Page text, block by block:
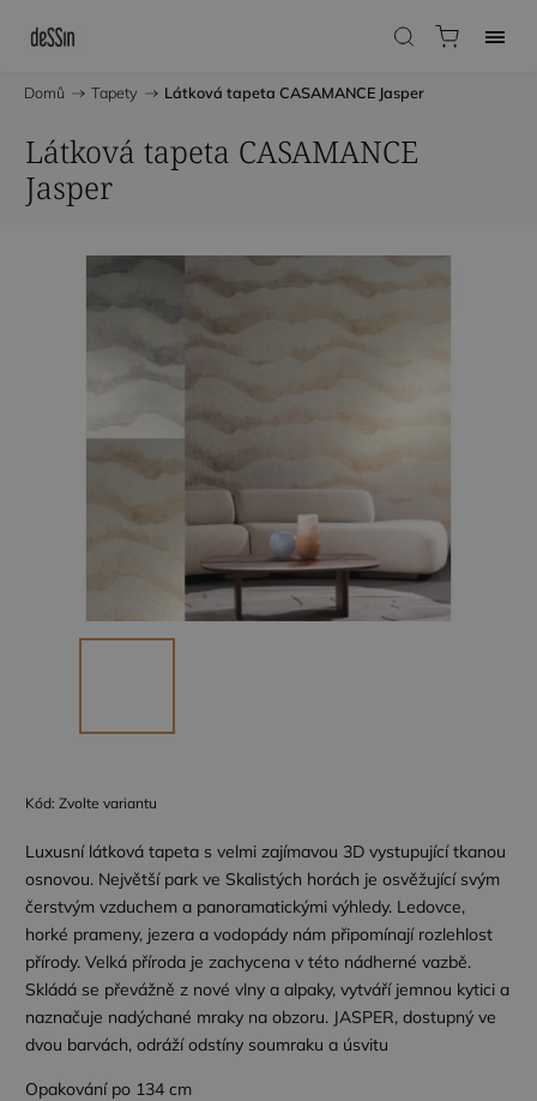
Domů / Tapety / Látková tapeta CASAMANCE Jasper
Látková tapeta CASAMANCE
Jasper
Kód: Zvolte variantu
Luxusní látková tapeta s velmi zajímavou 3D vystupující tkanou
osnovou. Největší park ve Skalistých horách je osvěžující svým
čerstvým vzduchem a panoramatickými výhledy. Ledovce,
horké prameny, jezera a vodopády nám připomínají rozlehlost
přírody. Velká příroda je zachycena v této nádherné vazbě.
Skládá se převážně z nové vlny a alpaky, vytváří jemnou kytici a
naznačuje nadýchané mraky na obzoru. JASPER, dostupný ve
dvou barvách, odráží odstíny soumraku a úsvitu
Opakování po 134 cm